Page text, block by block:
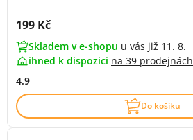
Cena s DPH:
199 Kč
Skladem v e-shopu u vás již 11. 8.
ihned k dispozici na 39 prodejnách
4.9
Do košíku